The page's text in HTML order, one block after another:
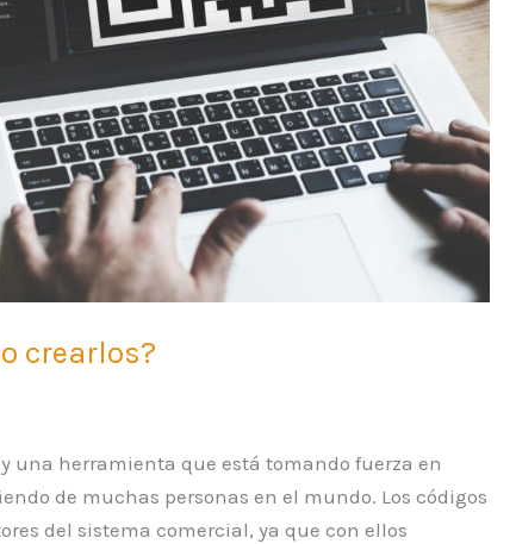
crearlos?
una herramienta que está tomando fuerza en
de muchas personas en el mundo. Los códigos
del sistema comercial, ya que con ellos